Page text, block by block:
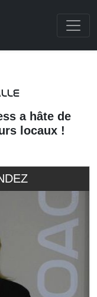
a hâte de
locaux !